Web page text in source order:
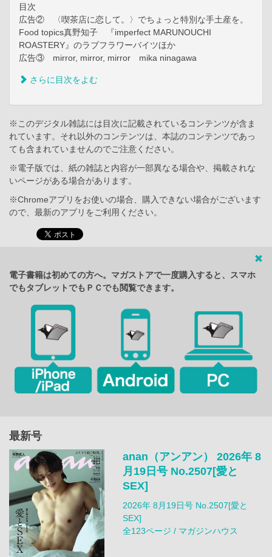
目次
広告② 〈喫茶店に恋して。〉でちょっと特別な手土産を。
Food topics真野知子 『imperfect MARUNOUCHI
ROASTERY』のラブフラワーバイツほか
広告③ mirror, mirror, mirror mika ninagawa
さらに目次をよむ
※このデジタル雑誌には目次に記載されているコンテンツが含ま
れています。それ以外のコンテンツは、本誌のコンテンツであっ
ても含まれていませんのでご注意ください。
※電子版では、紙の雑誌と内容が一部異なる場合や、掲載されな
いページがある場合があります。
※Chromeアプリをお使いの場合、購入できない場合がございます
ので、最新のアプリをご利用ください。
電子書籍は初めての方へ。マガストアで一度購入すると、スマホ
でもタブレットでもＰＣでも閲覧できます。
最新号
anan（アンアン） 2026年 8
月19日号 No.2507[愛と
SEX]
2026年 8月19日号 No.2507[愛と
SEX]
全123ページ / マガジンハウス